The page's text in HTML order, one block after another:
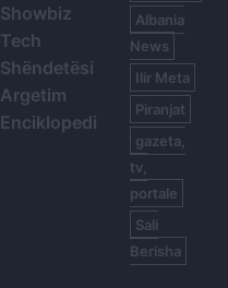
Showbiz
Tech
Shëndetësi
Argetim
Enciklopedi
Albania
News
Ilir Meta
Piranjat
gazeta,
tv,
portale
Sali
Berisha